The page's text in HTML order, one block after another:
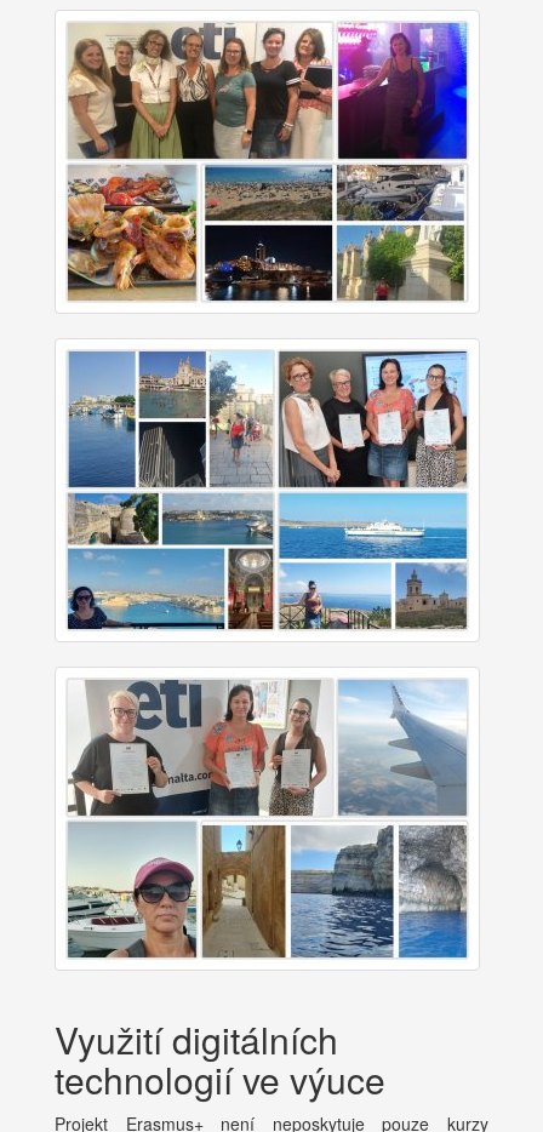
Využití digitálních
technologií ve výuce
Projekt Erasmus+ není neposkytuje pouze kurzy